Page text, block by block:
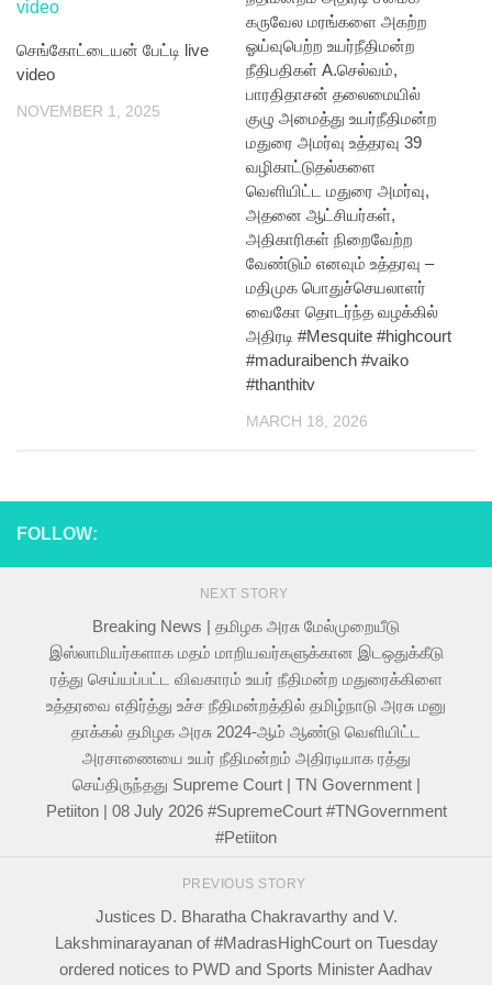
செங்கோட்டையன் பேட்டி live
video
NOVEMBER 1, 2025
கருவேல மரங்களை அகற்ற
ஓய்வுபெற்ற உயர்நீதிமன்ற
நீதிபதிகள் A.செல்வம்,
பாரதிதாசன் தலைமையில்
குழு அமைத்து உயர்நீதிமன்ற
மதுரை அமர்வு உத்தரவு 39
வழிகாட்டுதல்களை
வெளியிட்ட மதுரை அமர்வு,
அதனை ஆட்சியர்கள்,
அதிகாரிகள் நிறைவேற்ற
வேண்டும் எனவும் உத்தரவு –
மதிமுக பொதுச்செயலாளர்
வைகோ தொடர்ந்த வழக்கில்
அதிரடி #Mesquite #highcourt
#maduraibench #vaiko
#thanthitv
MARCH 18, 2026
FOLLOW:
NEXT STORY
Breaking News | தமிழக அரசு மேல்முறையீடு
இஸ்லாமியர்களாக மதம் மாறியவர்களுக்கான இடஒதுக்கீடு
ரத்து செய்யப்பட்ட விவகாரம் உயர் நீதிமன்ற மதுரைக்கிளை
உத்தரவை எதிர்த்து உச்ச நீதிமன்றத்தில் தமிழ்நாடு அரசு மனு
தாக்கல் தமிழக அரசு 2024-ஆம் ஆண்டு வெளியிட்ட
அரசாணையை உயர் நீதிமன்றம் அதிரடியாக ரத்து
செய்திருந்தது Supreme Court | TN Government |
Petiiton | 08 July 2026 #SupremeCourt #TNGovernment
#Petiiton
PREVIOUS STORY
Justices D. Bharatha Chakravarthy and V.
Lakshminarayanan of #MadrasHighCourt on Tuesday
ordered notices to PWD and Sports Minister Aadhav